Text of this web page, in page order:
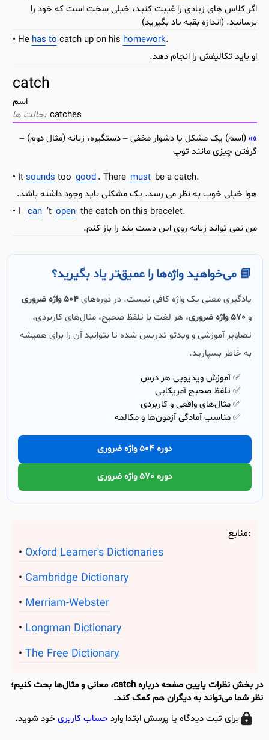
اگر کلاس های زیادی را غیبت کنید، خیلی سخت است که خود را
برسانید. (اندازه بقیه یاد بگیرید)
He has to catch up on his homework.
او باید تکالیفش را انجام دهد.
catch
اسم
catches
(اسم) یک مشکل یا دشوار مخفی – دستگیره، زبانه (مثال دوم) –
گرفتن چیزی مانند توپ
Itsounds too good . There must be a catch.
هوا خیلی خوب به نظر می رسد. یک مشکلی باید وجود داشته باشد.
I
can ’t open the catch on this bracelet.
من نمی تواند زبانه روی این دست بند را باز کنم.
📘 می‌خواهید واژه‌ها را عمیق‌تر یاد بگیرید؟
یادگیری معنی یک واژه کافی نیست. در دوره‌های504 واژه ضروری
و 570 واژه ضروری
، هر لغت با تلفظ صحیح، مثال‌های کاربردی،
تصاویر آموزشی و ویدئو تدریس شده تا بتوانید آن را برای همیشه
به خاطر بسپارید.
✅ آموزش ویدیویی هر درس
✅ تلفظ صحیح آمریکایی
✅ مثال‌های واقعی و کاربردی
✅ مناسب آمادگی آزمون‌ها و مکالمه
دوره 504 واژه ضروری
دوره 570 واژه ضروری
منابع:
Oxford Learner's Dictionaries
Cambridge Dictionary
Merriam-Webster
Longman Dictionary
The Free Dictionary
در بخش نظرات پایین صفحه درباره catch، معانی و مثال‌ها بحث کنیم؛
نظر شما می‌تواند به دیگران هم کمک کند.
برای ثبت دیدگاه یا پرسش ابتدا وارد حساب کاربری خود شوید.